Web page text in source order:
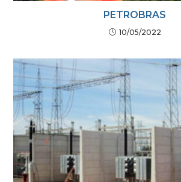
PETROBRAS
10/05/2022